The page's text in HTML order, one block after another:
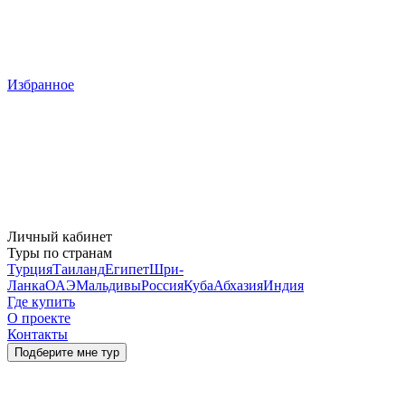
Избранное
Личный кабинет
Туры по странам
ТурцияТаиландЕгипетШри-
ЛанкаОАЭМальдивыРоссияКубаАбхазияИндия
Где купить
О проекте
Контакты
Подберите мне тур